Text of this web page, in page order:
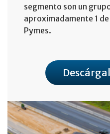
segmento son un
aproximadamente 1
Pymes.